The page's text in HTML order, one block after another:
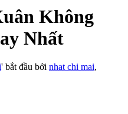
Không
Nhất
' bắt đầu bởi nhat chi mai,